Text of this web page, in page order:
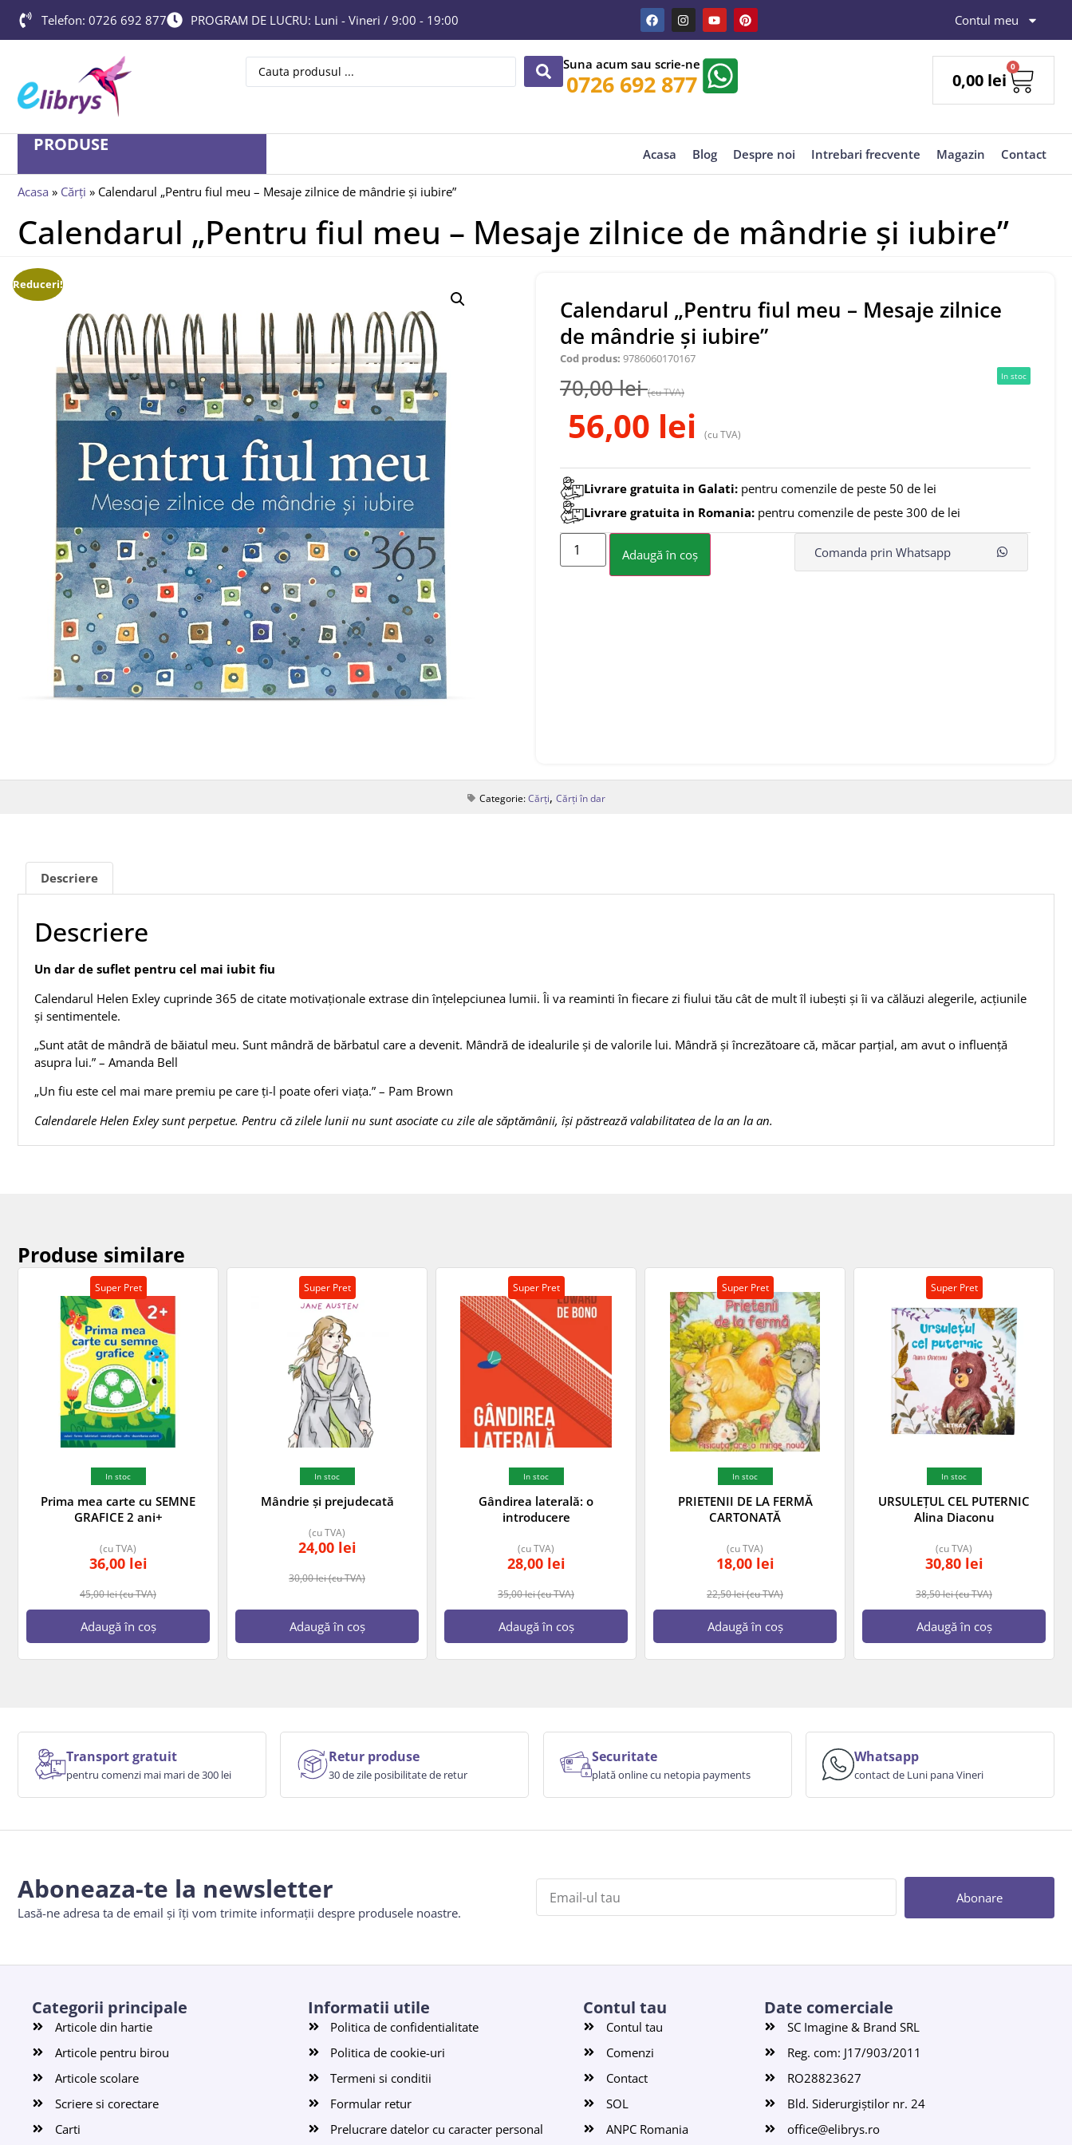
Telefon: 0726 692 877 PROGRAM DE LUCRU: Luni - Vineri / 9:00 - 19:00 Contul meu
Suna acum sau scrie-ne
0726 692 877 0,00 lei
0
PRODUSE Acasa Blog Despre noi Intrebari frecvente Magazin Contact
Acasa » Cărți » Calendarul „Pentru fiul meu – Mesaje zilnice de mândrie și iubire”
Calendarul „Pentru fiul meu – Mesaje zilnice de mândrie și iubire”
Reduceri!
Calendarul „Pentru fiul meu – Mesaje zilnice
de mândrie și iubire”
Cod produs: 9786060170167
70,00lei (cu TVA)
56,00 lei (cu TVA)
In stoc
Livrare gratuita in Galati: pentru comenzile de peste 50 de lei
Livrare gratuita in Romania: pentru comenzile de peste 300 de lei
Adaugă în coș Comanda prin Whatsapp
Categorie:Cărți, Cărți în dar
Descriere
Descriere
Un dar de suflet pentru cel mai iubit fiu
Calendarul Helen Exley cuprinde 365 de citate motivaționale extrase din înțelepciunea lumii. Îi va reaminti în fiecare zi fiului tău cât de mult îl iubești și îi va călăuzi alegerile, acțiunile
și sentimentele.
„Sunt atât de mândră de băiatul meu. Sunt mândră de bărbatul care a devenit. Mândră de idealurile și de valorile lui. Mândră și încrezătoare că, măcar parțial, am avut o influență
asupra lui.” – Amanda Bell
„Un fiu este cel mai mare premiu pe care ți-l poate oferi viața.” – Pam Brown
Calendarele Helen Exley sunt perpetue. Pentru că zilele lunii nu sunt asociate cu zile ale săptămânii, își păstrează valabilitatea de la an la an.
Produse similare
Super Pret
In stoc
Prima mea carte cu SEMNE
GRAFICE 2 ani+
45,00lei(cu TVA)
36,00 lei
(cu TVA)
Adaugă în coș
Super Pret
In stoc
Mândrie și prejudecată
30,00lei(cu TVA)
24,00 lei
(cu TVA)
Adaugă în coș
Super Pret
In stoc
Gândirea laterală: o
introducere
35,00lei(cu TVA)
28,00 lei
(cu TVA)
Adaugă în coș
Super Pret
In stoc
PRIETENII DE LA FERMĂ
CARTONATĂ
22,50lei(cu TVA)
18,00 lei
(cu TVA)
Adaugă în coș
Super Pret
In stoc
URSULEȚUL CEL PUTERNIC
Alina Diaconu
38,50lei(cu TVA)
30,80 lei
(cu TVA)
Adaugă în coș
Transport gratuit
pentru comenzi mai mari de 300 lei
Retur produse
30 de zile posibilitate de retur
Securitate
plată online cu netopia payments
Whatsapp
contact de Luni pana Vineri
Aboneaza-te la newsletter
Lasă-ne adresa ta de email și îți vom trimite informații despre produsele noastre.
Abonare
Categorii principale
Articole din hartie
Articole pentru birou
Articole scolare
Scriere si corectare
Carti
Informatii utile
Politica de confidentialitate
Politica de cookie-uri
Termeni si conditii
Formular retur
Prelucrare datelor cu caracter personal
Contul tau
Contul tau
Comenzi
Contact
SOL
ANPC Romania
Date comerciale
SC Imagine & Brand SRL
Reg. com: J17/903/2011
RO28823627
Bld. Siderurgiștilor nr. 24
office@elibrys.ro